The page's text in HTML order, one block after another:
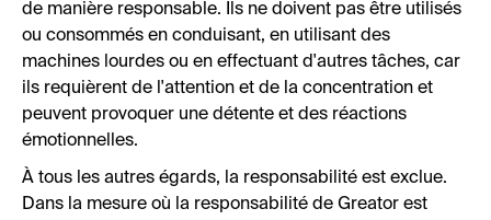
de manière responsable. Ils ne doivent pas être utilisés
ou consommés en conduisant, en utilisant des
machines lourdes ou en effectuant d'autres tâches, car
ils requièrent de l'attention et de la concentration et
peuvent provoquer une détente et des réactions
émotionnelles.
À tous les autres égards, la responsabilité est exclue.
Dans la mesure où la responsabilité de Greator est